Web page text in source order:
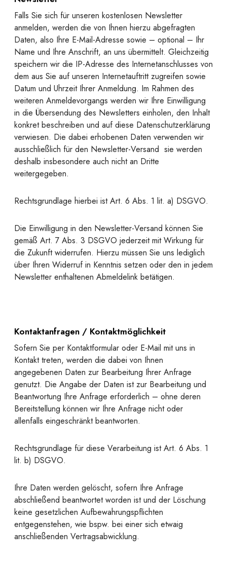
Falls Sie sich für unseren kostenlosen Newsletter
anmelden, werden die von Ihnen hierzu abgefragten
Daten, also Ihre E-Mail-Adresse sowie – optional – Ihr
Name und Ihre Anschrift, an uns übermittelt. Gleichzeitig
speichern wir die IP-Adresse des Internetanschlusses von
dem aus Sie auf unseren Internetauftritt zugreifen sowie
Datum und Uhrzeit Ihrer Anmeldung. Im Rahmen des
weiteren Anmeldevorgangs werden wir Ihre Einwilligung
in die Übersendung des Newsletters einholen, den Inhalt
konkret beschreiben und auf diese Datenschutzerklärung
verwiesen. Die dabei erhobenen Daten verwenden wir
ausschließlich für den Newsletter-Versand  sie werden
deshalb insbesondere auch nicht an Dritte
weitergegeben.
Rechtsgrundlage hierbei ist Art. 6 Abs. 1 lit. a) DSGVO.
Die Einwilligung in den Newsletter-Versand können Sie
gemäß Art. 7 Abs. 3 DSGVO jederzeit mit Wirkung für
die Zukunft widerrufen. Hierzu müssen Sie uns lediglich
über Ihren Widerruf in Kenntnis setzen oder den in jedem
Newsletter enthaltenen Abmeldelink betätigen.
Kontaktanfragen / Kontaktmöglichkeit
Sofern Sie per Kontaktformular oder E-Mail mit uns in
Kontakt treten, werden die dabei von Ihnen
angegebenen Daten zur Bearbeitung Ihrer Anfrage
genutzt. Die Angabe der Daten ist zur Bearbeitung und
Beantwortung Ihre Anfrage erforderlich – ohne deren
Bereitstellung können wir Ihre Anfrage nicht oder
allenfalls eingeschränkt beantworten.
Rechtsgrundlage für diese Verarbeitung ist Art. 6 Abs. 1
lit. b) DSGVO.
Ihre Daten werden gelöscht, sofern Ihre Anfrage
abschließend beantwortet worden ist und der Löschung
keine gesetzlichen Aufbewahrungspflichten
entgegenstehen, wie bspw. bei einer sich etwaig
anschließenden Vertragsabwicklung.